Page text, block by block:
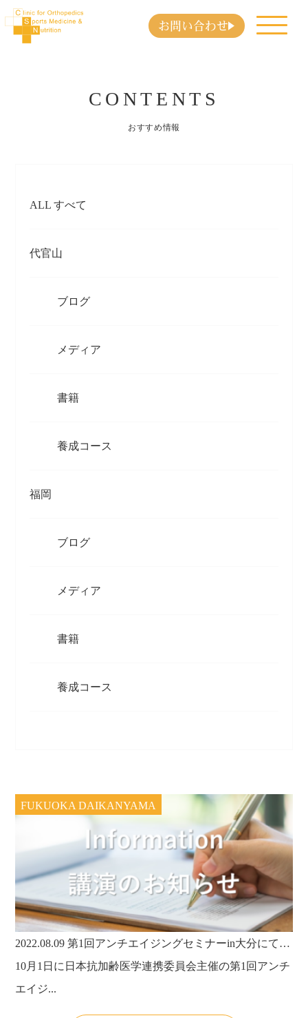
お問い合わせ
CONTENTS
おすすめ情報
ALL すべて
代官山
ブログ
メディア
書籍
養成コース
福岡
ブログ
メディア
書籍
養成コース
FUKUOKA DAIKANYAMA
2022.08.09 第1回アンチエイジングセミナーin大分にて当院理事長・武田淳也先生が講演いたします。
10月1日に日本抗加齢医学連携委員会主催の第1回アンチ
エイジ...